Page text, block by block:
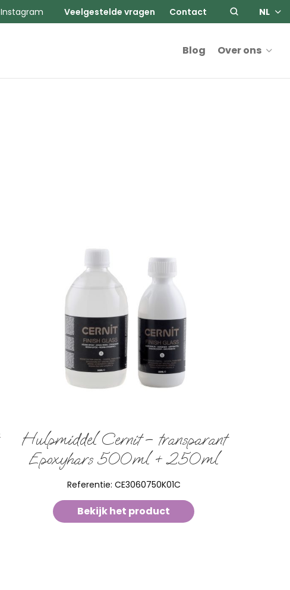
Instagram Veelgestelde vragen Contact NL
Blog Over ons
Hulpmiddel Cernit – transparant
Epoxyhars 500ml + 250ml
Referentie: CE3060750K01C
Bekijk het product